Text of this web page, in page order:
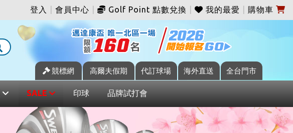
登入 會員中心 Golf Point 點數兌換 我的最愛 購物車
競標網 高爾夫假期 代訂球場 海外直送 全台門市
SALE 印球 品牌試打會